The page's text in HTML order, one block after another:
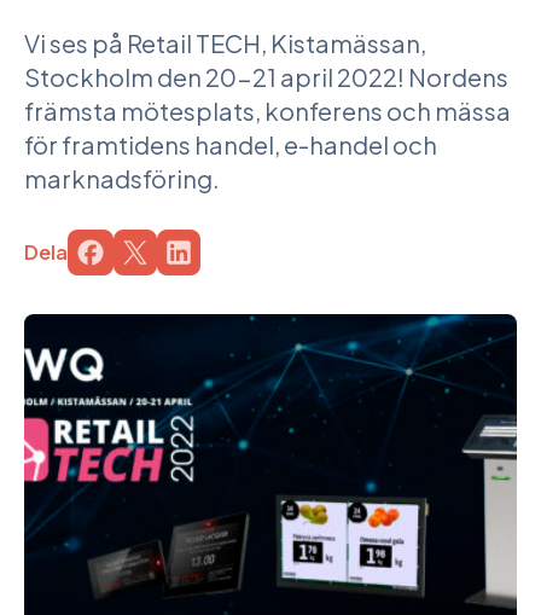
Vi ses på Retail TECH, Kistamässan,
Stockholm den 20-21 april 2022! Nordens
främsta mötesplats, konferens och mässa
för framtidens handel, e-handel och
marknadsföring.
Dela Dela sidan på tjänsten
Dela sidan på tjänsten
Dela sidan på tjänsten